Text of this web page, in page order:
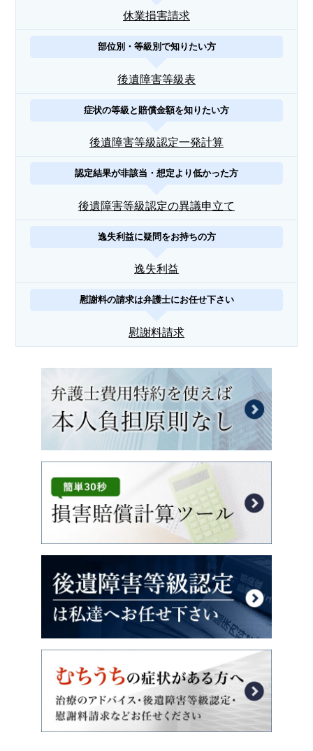
休業損害請求
部位別・等級別で知りたい方
後遺障害等級表
症状の等級と賠償金額を知りたい方
後遺障害等級認定一発計算
認定結果が非該当・想定より低かった方
後遺障害等級認定の異議申立て
逸失利益に疑問をお持ちの方
逸失利益
慰謝料の請求は弁護士にお任せ下さい
慰謝料請求